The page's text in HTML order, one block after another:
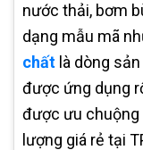
nước thải, bơm
dạng mẫu mã
chất là dòng
được ứng dụng
được ưu chuộng
lượng giá rẻ tại